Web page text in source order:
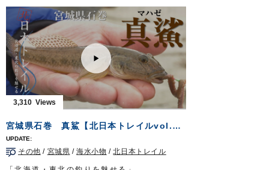
放送日 2020年7月12日
OWNERMOVIEhttp://ownertv.jp/
オーナーばりwebsite
http://www.owner.co.jp
ーターののぞみさんに秋から冬にかけてシー
ズンとなる船からのカットウフグをみっちり
教えます。
基本的なテクニックからご紹介しております
ので、初心者の方もぜひご覧ください 。
■使用製品
・カットウシンカー 丸錘
・カットウ一角ふぐチラシ仕掛
・ムラムラふぐ喰わせ胴突
■取材協力
ガッ釣り関西 テレビ大阪 毎週土曜日 6時
20分～6時50分放送
osaka.co.jp/ip4/gattsuri/
OWNERMOVIEhttp://ownertv.jp/
3,310
宮城県石巻 真鯊【北日本トレイルvol.3】
その他 / 宮城県 /海水小物 /北日本トレイル